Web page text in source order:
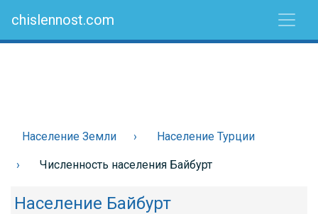
chislennost.com
Население Земли Население Турции
Численность населения Байбурт
Население Байбурт